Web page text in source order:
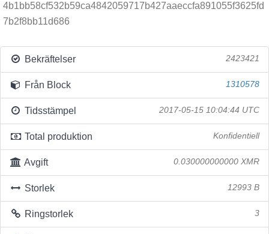
4b1bb58cf532b59ca4842059717b427aaeccfa891055f3625fd
7b2f8bb11d686
Bekräftelser 2423421
Från Block 1310578
Tidsstämpel 2017-05-15 10:04:44 UTC
Total produktion Konfidentiell
Avgift 0.030000000000 XMR
Storlek 12993 B
Ringstorlek 3